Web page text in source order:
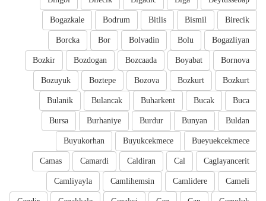
Birecik
Bismil
Bitlis
Bodrum
Bogazkale
Bogazliyan
Bolu
Bolvadin
Bor
Borcka
Bornova
Boyabat
Bozcaada
Bozdogan
Bozkir
Bozkurt
Bozkurt
Bozova
Boztepe
Bozuyuk
Buca
Bucak
Buharkent
Bulancak
Bulanik
Buldan
Bunyan
Burdur
Burhaniye
Bursa
Bueyuekcekmece
Buyukcekmece
Buyukorhan
Caglayancerit
Cal
Caldiran
Camardi
Camas
Cameli
Camlidere
Camlihemsin
Camliyayla